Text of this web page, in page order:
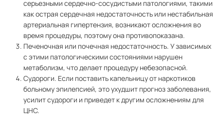
серьезными сердечно-сосудистыми патологиями, такими
как острая сердечная недостаточность или нестабильная
артериальная гипертензия, возникают осложнения во
время процедуры, поэтому она противопоказана.
Печеночная или почечная недостаточность. У зависимых
с этими патологическими состояниями нарушен
метаболизм, что делает процедуру небезопасной.
Судороги. Если поставить капельницу от наркотиков
больному эпилепсией, это ухудшит прогноз заболевания,
усилит судороги и приведет к другим осложнениям для
ЦНС.